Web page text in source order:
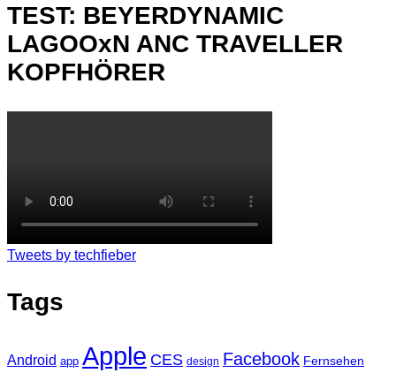
TEST: BEYERDYNAMIC
LAGOOxN ANC TRAVELLER
KOPFHÖRER
Tweets by techfieber
Tags
Android app Apple CES design Facebook Fernsehen